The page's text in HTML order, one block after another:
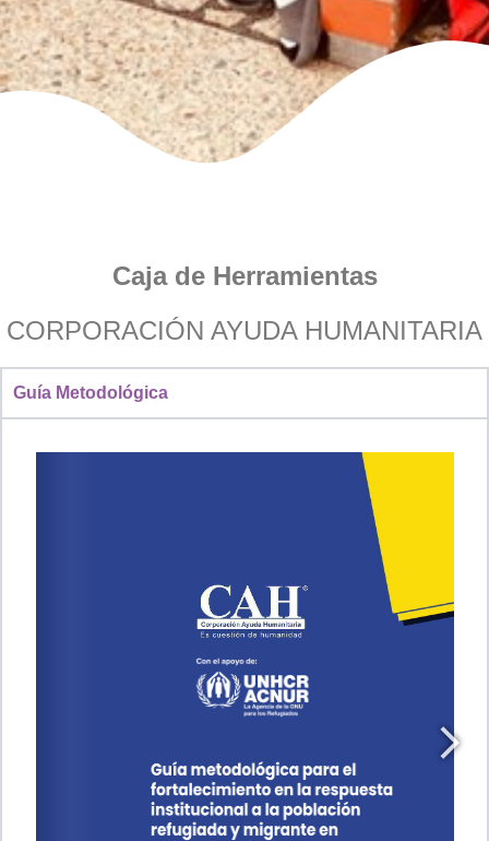
Transformamos crisis
en esperanza
Caja de Herramientas
CORPORACIÓN AYUDA HUMANITARIA
Guía Metodológica